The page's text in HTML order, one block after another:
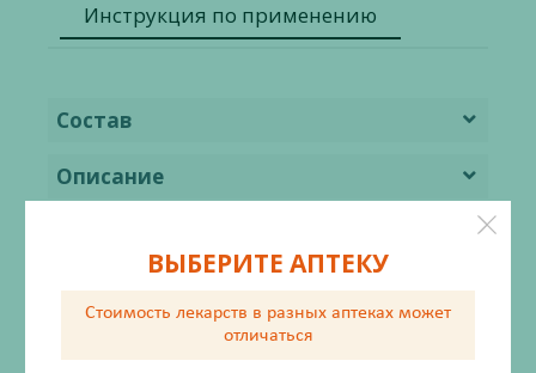
Инструкция по применению
Состав
Описание
Фармакокинетика
ВЫБЕРИТЕ АПТЕКУ
Стоимость лекарств в разных аптеках может
отличаться